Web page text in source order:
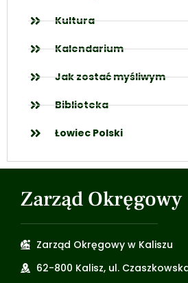
Kultura
Kalendarium
Jak zostać myśliwym
Biblioteka
Łowiec Polski
Zarząd Okręgowy
Zarząd Okręgowy w Kaliszu
62-800 Kalisz, ul.